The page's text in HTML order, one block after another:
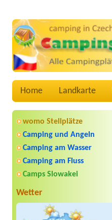
Home Landkarte
womo Stellplätze
Camping und Angeln
Camping am Wasser
Camping am Fluss
Camps Slowakei
Wetter